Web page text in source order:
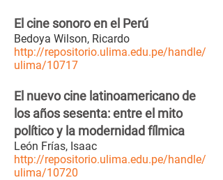
El cine sonoro en el Perú
Bedoya Wilson, Ricardo
http://repositorio.ulima.edu.pe/handle/
ulima/10717
El nuevo cine latinoamericano de
los años sesenta: entre el mito
político y la modernidad fílmica
León Frías, Isaac
http://repositorio.ulima.edu.pe/handle/
ulima/10720